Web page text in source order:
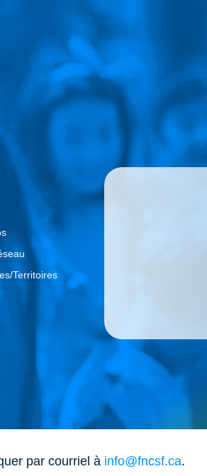
Territoires
par courriel à info@fncsf.ca.